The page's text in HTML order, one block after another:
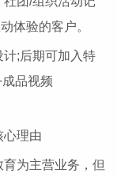
体验的客户。
;后期可加入特
品视频
理由
为主营业务，但